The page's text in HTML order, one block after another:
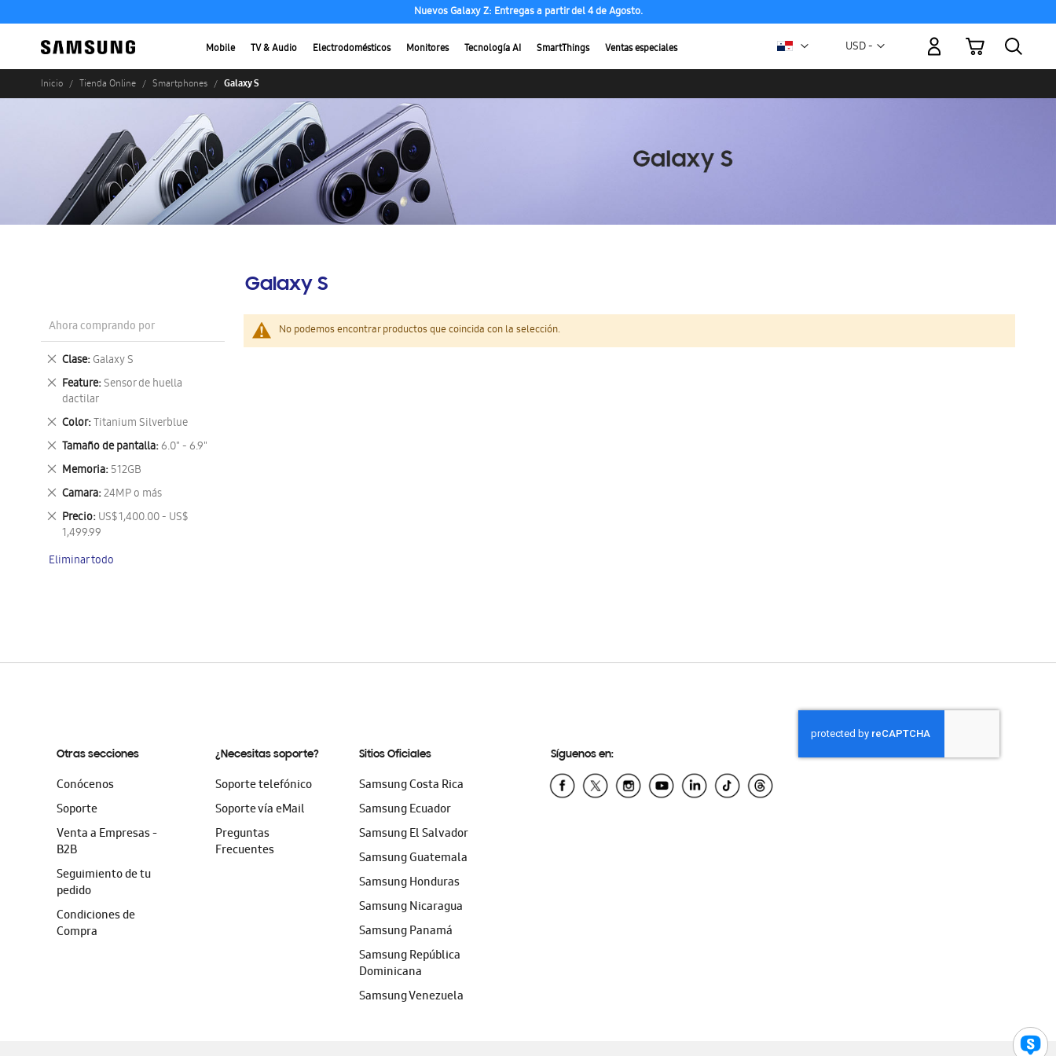
Nuevos Galaxy Z: Entregas a partir del 4 de Agosto.
Mobile TV & Audio Electrodomésticos Monitores Tecnología AI SmartThings Ventas especiales Moneda
USD -
Mi carrito
Inicio Tienda Online Smartphones Galaxy S
Galaxy S
No podemos encontrar productos que coincida con la selección.
Ahora comprando por
Clase Galaxy S
Eliminar
este
artículo
Feature Sensor de huella
dactilar
Eliminar
este
artículo
Color Titanium Silverblue
Eliminar
este
artículo
Tamaño de pantalla 6.0" - 6.9"
Eliminar
este
artículo
Memoria 512GB
Eliminar
este
artículo
Camara 24MP o más
Eliminar
este
artículo
Precio US$ 1,400.00 - US$
1,499.99
Eliminar
este
Eliminar todo
Otras secciones
Conócenos
Soporte
Venta a Empresas -
B2B
Seguimiento de tu
pedido
Condiciones de
Compra
¿Necesitas soporte?
Soporte telefónico
Soporte vía eMail
Preguntas
Frecuentes
Sitios Oficiales
Samsung Costa Rica
Samsung Ecuador
Samsung El Salvador
Samsung Guatemala
Samsung Honduras
Samsung Nicaragua
Samsung Panamá
Samsung República
Dominicana
Samsung Venezuela
Síguenos en: